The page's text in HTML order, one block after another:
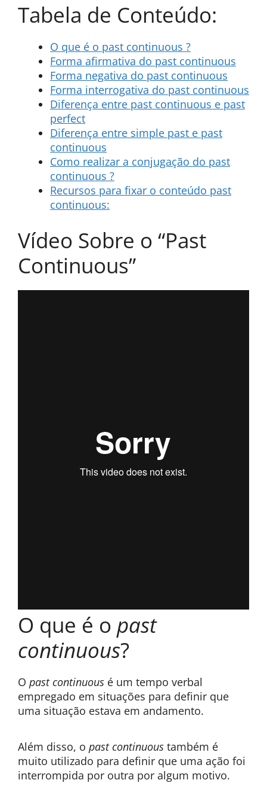
Tabela de Conteúdo:
O que é o past continuous ?
Forma afirmativa do past continuous
Forma negativa do past continuous
Forma interrogativa do past continuous
Diferença entre past continuous e past
perfect
Diferença entre simple past e past
continuous
Como realizar a conjugação do past
continuous ?
Recursos para fixar o conteúdo past
continuous:
Vídeo Sobre o “Past
Continuous”
O que é o past
continuous?
O past continuous é um tempo verbal
empregado em situações para definir que
uma situação estava em andamento.
Além disso, o past continuous também é
muito utilizado para definir que uma ação foi
interrompida por outra por algum motivo.